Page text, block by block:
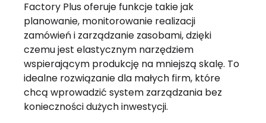
Factory Plus oferuje funkcje takie jak
planowanie, monitorowanie realizacji
zamówień i zarządzanie zasobami, dzięki
czemu jest elastycznym narzędziem
wspierającym produkcję na mniejszą skalę. To
idealne rozwiązanie dla małych firm, które
chcą wprowadzić system zarządzania bez
konieczności dużych inwestycji.